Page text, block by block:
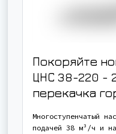
Покоряйте
ЦНС 38-220 -
перекачка
Многоступенчатый
подачей 38 м³/ч и